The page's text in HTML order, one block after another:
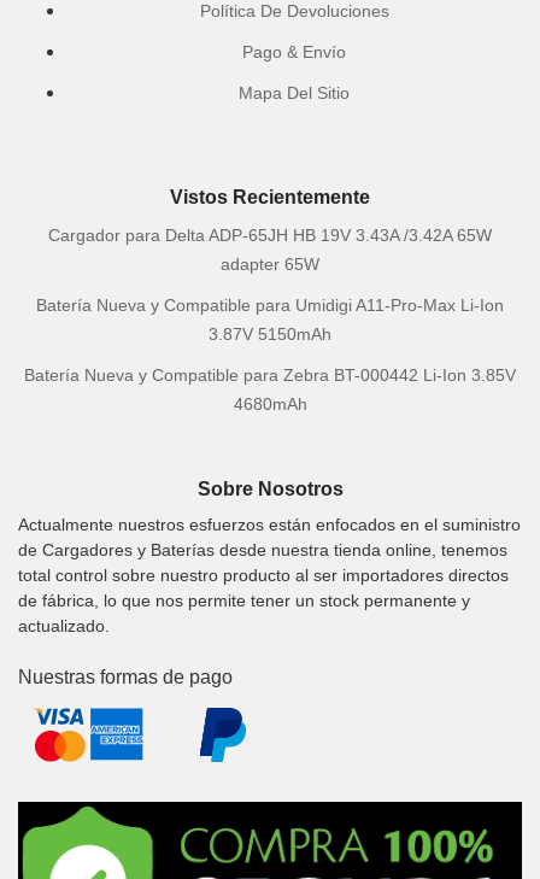
Política De Devoluciones
Pago & Envío
Mapa Del Sitio
Vistos Recientemente
Cargador para Delta ADP-65JH HB 19V 3.43A /3.42A 65W
adapter 65W
Batería Nueva y Compatible para Umidigi A11-Pro-Max Li-Ion
3.87V 5150mAh
Batería Nueva y Compatible para Zebra BT-000442 Li-Ion 3.85V
4680mAh
Sobre Nosotros
Actualmente nuestros esfuerzos están enfocados en el suministro
de Cargadores y Baterías desde nuestra tienda online, tenemos
total control sobre nuestro producto al ser importadores directos
de fábrica, lo que nos permite tener un stock permanente y
actualizado.
Nuestras formas de pago